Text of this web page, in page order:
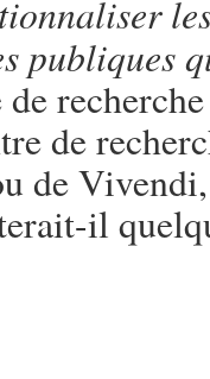
publiques
de
de
il